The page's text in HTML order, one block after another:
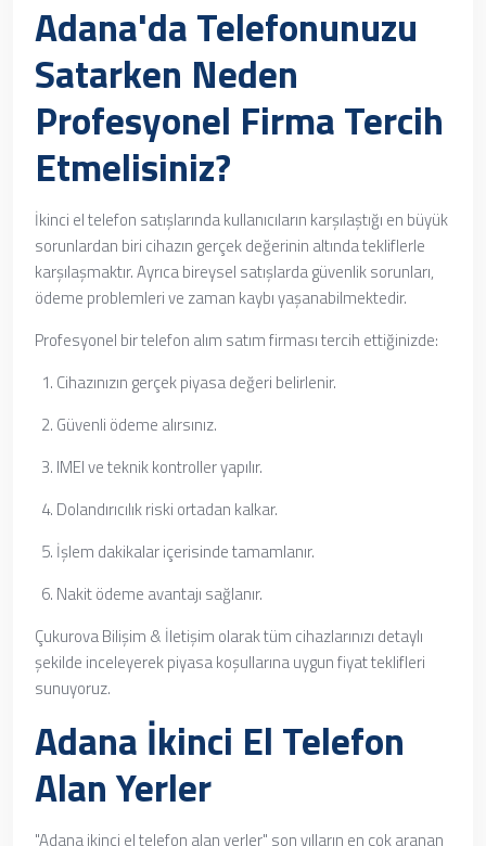
Adana'da Telefonunuzu
Satarken Neden
Profesyonel Firma Tercih
Etmelisiniz?
İkinci el telefon satışlarında kullanıcıların karşılaştığı en büyük
sorunlardan biri cihazın gerçek değerinin altında tekliflerle
karşılaşmaktır. Ayrıca bireysel satışlarda güvenlik sorunları,
ödeme problemleri ve zaman kaybı yaşanabilmektedir.
Profesyonel bir telefon alım satım firması tercih ettiğinizde:
Cihazınızın gerçek piyasa değeri belirlenir.
Güvenli ödeme alırsınız.
IMEI ve teknik kontroller yapılır.
Dolandırıcılık riski ortadan kalkar.
İşlem dakikalar içerisinde tamamlanır.
Nakit ödeme avantajı sağlanır.
Çukurova Bilişim & İletişim olarak tüm cihazlarınızı detaylı
şekilde inceleyerek piyasa koşullarına uygun fiyat teklifleri
sunuyoruz.
Adana İkinci El Telefon
Alan Yerler
"Adana ikinci el telefon alan yerler" son yılların en çok aranan